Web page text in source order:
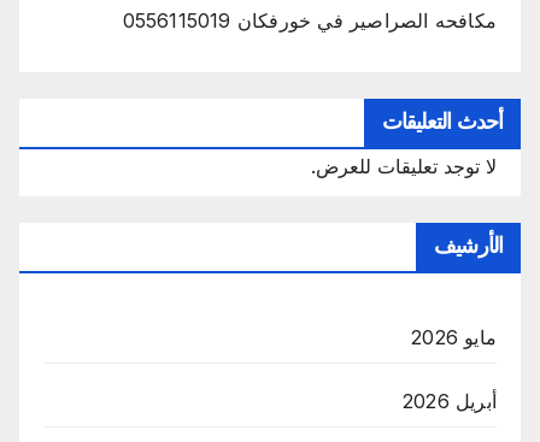
مكافحه الصراصير في خورفكان 0556115019
أحدث التعليقات
لا توجد تعليقات للعرض.
الأرشيف
مايو 2026
أبريل 2026